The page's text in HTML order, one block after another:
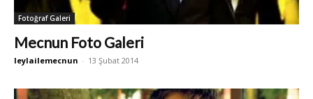
Fotoğraf Galeri
Mecnun Foto Galeri
leylailemecnun - 13 Şubat 2014